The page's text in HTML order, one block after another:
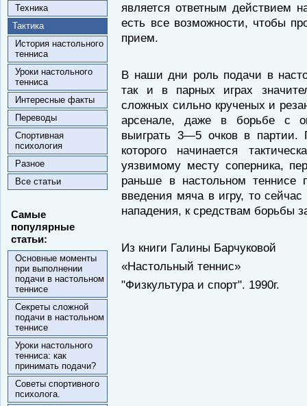
Техника
Тактика
История настольного
тенниса
Уроки настольного
тенниса
Интересные факты
Переводы
Спортивная
психология
Разное
Все статьи
Самые
популярные
статьи:
Основные моменты
при выполнении
подачи в настольном
теннисе
Секреты сложной
подачи в настольном
теннисе
Уроки настольного
тенниса: как
принимать подачи?
Советы спортивного
психолога.
является ответным действием
есть все возможности, чтобы
прием.
В наши дни роль подачи в
так и в парных играх
сложных сильно крученых и
арсенале, даже в борьбе с
выиграть 3—5 очков в
которого начинается
уязвимому месту соперника,
раньше в настольном теннисе
введения мяча в игру, то
нападения, к средствам борьбы
Из книги Галины Барчуковой
«Настольный теннис»
"Физкультура и спорт". 1990г.